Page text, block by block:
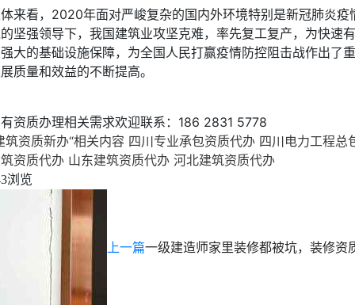
来看，2020年面对严峻复杂的国内外环境特别是新冠肺炎疫
坚强领导下，我国建筑业攻坚克难，率先复工复产，为快速
大的基础设施保障，为全国人民打赢疫情防控阻击战作出了
质量和效益的不断提高。
资质办理相关需求欢迎联系：186 2831 5778
筑资质新办“相关内容 四川专业承包资质代办 四川电力工程总
资质代办 山东建筑资质代办 河北建筑资质代办
浏览
上一篇一级建造师家里装修都被坑，装修资